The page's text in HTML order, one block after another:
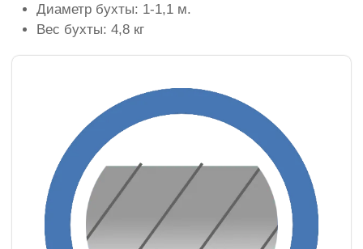
Диаметр бухты: 1-1,1 м.
Вес бухты: 4,8 кг